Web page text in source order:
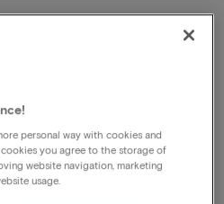
City – Handwritten
hotel in Rotterdam. De
en luxe ingericht en de
personal way with cookies and
you agree to the storage of
website navigation, marketing
usage.